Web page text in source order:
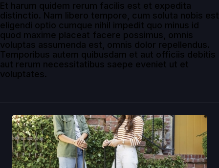
Et harum quidem rerum facilis est et expedita
distinctio. Nam libero tempore, cum soluta nobis est
eligendi optio cumque nihil impedit quo minus id
quod maxime placeat facere possimus, omnis
voluptas assumenda est, omnis dolor repellendus.
Temporibus autem quibusdam et aut officiis debitis
aut rerum necessitatibus saepe eveniet ut et
voluptates.